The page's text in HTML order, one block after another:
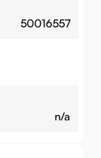
50016557
n/a